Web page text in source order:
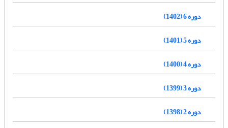
دوره 6 (1402)
دوره 5 (1401)
دوره 4 (1400)
دوره 3 (1399)
دوره 2 (1398)